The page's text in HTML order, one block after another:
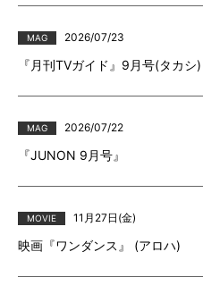
MAG 2026/07/23
『月刊TVガイド』9月号(タカシ)
MAG 2026/07/22
『JUNON 9月号』
MOVIE 11月27日(金)
映画『ワンダンス』 (アロハ)